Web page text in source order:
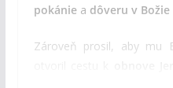
pokániea dôveru v
Zároveň prosil, aby mu